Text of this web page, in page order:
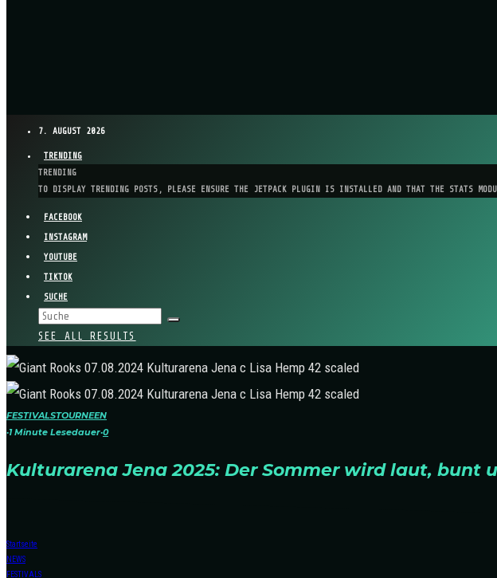
7. AUGUST 2026
TRENDING
TRENDING
TO DISPLAY TRENDING POSTS, PLEASE ENSURE THE JETPACK PLUGIN IS INSTALLED AND THAT THE STATS
FACEBOOK
INSTAGRAM
YOUTUBE
TIKTOK
SUCHE
SEE ALL RESULTS
FESTIVALSTOURNEEN
·1 Minute Lesedauer·0
Kulturarena Jena 2025: Der Sommer wird laut, bunt
Startseite
NEWS
FESTIVALS